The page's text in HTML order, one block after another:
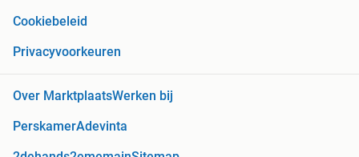
Cookiebeleid
Privacyvoorkeuren
Over MarktplaatsWerken bij
PerskamerAdevinta